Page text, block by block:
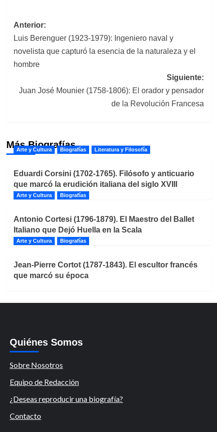
Navegación
de
entradas
Anterior:
Luis Berenguer (1923-1979): Ingeniero naval y
novelista que capturó la esencia de la naturaleza y el
hombre
Siguiente:
Juan José Mounier (1758-1806): El orador y pensador
de la Revolución Francesa
Más Biografías
Arte y Cultura Biografías Literatura y Filosofía
Eduardi Corsini (1702-1765). Filósofo y anticuario
que marcó la erudición italiana del siglo XVIII
Arte y Cultura Biografías
Antonio Cortesi (1796-1879). El Maestro del Ballet
Italiano que Dejó Huella en la Scala
Arte y Cultura Biografías
Jean-Pierre Cortot (1787-1843). El escultor francés
que marcó su época
Quiénes Somos
Sobre Nosotros
Equipo de Redacción
¿Deseas reproducir una biografía?
Contacto